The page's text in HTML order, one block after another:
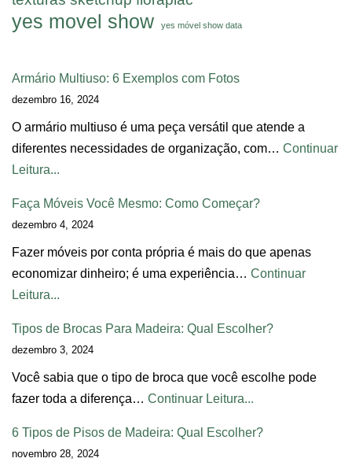
yes movel show yes móvel show data
Armário Multiuso: 6 Exemplos com Fotos
dezembro 16, 2024
O armário multiuso é uma peça versátil que atende a
diferentes necessidades de organização, com… Continuar
Leitura...
Faça Móveis Você Mesmo: Como Começar?
dezembro 4, 2024
Fazer móveis por conta própria é mais do que apenas
economizar dinheiro; é uma experiência… Continuar
Leitura...
Tipos de Brocas Para Madeira: Qual Escolher?
dezembro 3, 2024
Você sabia que o tipo de broca que você escolhe pode
fazer toda a diferença… Continuar Leitura...
6 Tipos de Pisos de Madeira: Qual Escolher?
novembro 28, 2024